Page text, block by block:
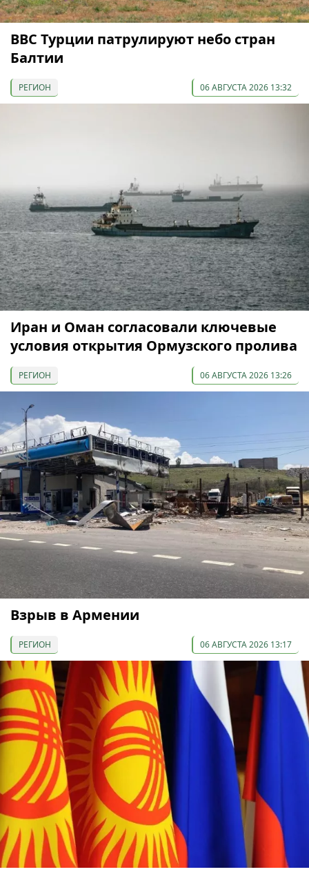
ВВС Турции патрулируют небо стран
Балтии
РЕГИОН 06 АВГУСТА 2026 13:32
Иран и Оман согласовали ключевые
условия открытия Ормузского пролива
РЕГИОН 06 АВГУСТА 2026 13:26
Взрыв в Армении
РЕГИОН 06 АВГУСТА 2026 13:17